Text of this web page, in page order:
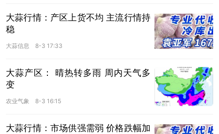
大蒜行情：产区上货不均 主流行情持
稳
大蒜信息 8-3 17:33
大蒜产区： 晴热转多雨 周内天气多
变
农业气象 8-3 16:15
大蒜行情：市场供强需弱 价格跌幅加